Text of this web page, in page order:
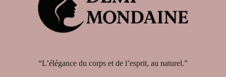
“L’élégance du corps et de l’esprit, au naturel.”